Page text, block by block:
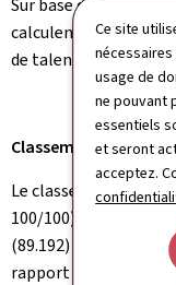
Ce site
usage de
ne pouvant
essentiels
et seront
acceptez.
Sur base de
calculent un indice
de talents disponible
Classement général
Le classement WTR
100/100), suivie par
(89.192) qui améliore
rapport à l’an